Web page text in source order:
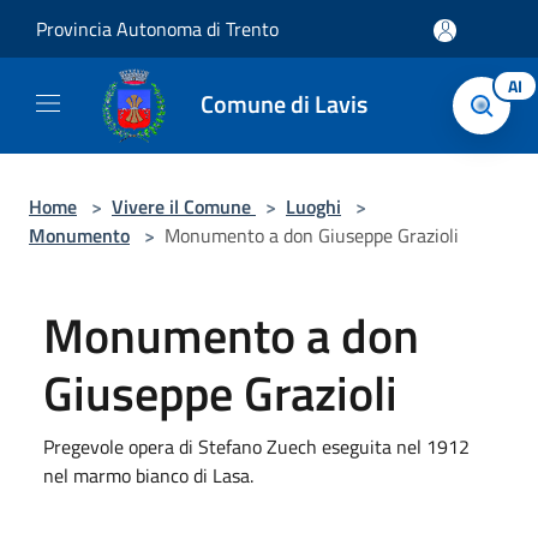
Provincia Autonoma di Trento
Comune di Lavis AI
Home > Vivere il Comune > Luoghi >
Monumento > Monumento a don Giuseppe Grazioli
Monumento a don
Giuseppe Grazioli
Pregevole opera di Stefano Zuech eseguita nel 1912
nel marmo bianco di Lasa.